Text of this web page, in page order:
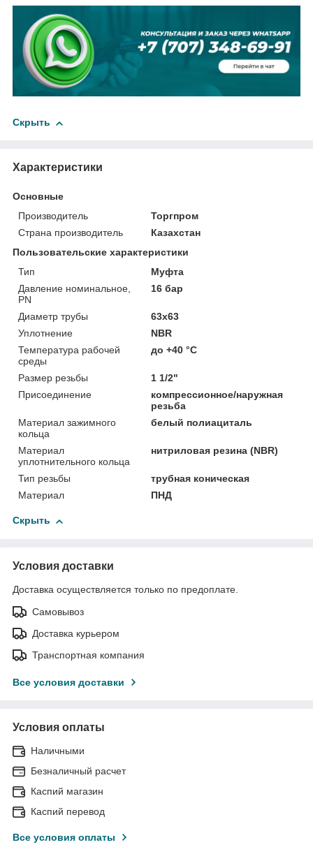
Скрыть
Характеристики
Основные
Производитель
Торгпром
Страна производитель
Казахстан
Пользовательские характеристики
Тип
Муфта
Давление номинальное,
PN
16 бар
Диаметр трубы
63x63
Уплотнение
NBR
Температура рабочей
среды
до +40 °C
Размер резьбы
1 1/2"
Присоединение
компрессионное/наружная
резьба
Материал зажимного
кольца
белый полиациталь
Материал
уплотнительного кольца
нитриловая резина (NBR)
Тип резьбы
трубная коническая
Материал
ПНД
Скрыть
Условия доставки
Доставка осуществляется только по предоплате.
Самовывоз
Доставка курьером
Транспортная компания
Все условия доставки
Условия оплаты
Наличными
Безналичный расчет
Каспий магазин
Каспий перевод
Все условия оплаты